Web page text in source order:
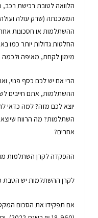
הלוואה לטובת רכישת
המשכנתה (שרק עולה
ההשתלמות או חסכונות
החלטות גדולות יותר כמו
מימון לקחת, מאיפה ולכמה
הרי אם יש לכם כסף פנוי,
ההשתלמות, אתם חייבים
יוצא לכם מזה? למה כדאי
השתלמות? מה הרווח
אחרים?
ההפקדה לקרן השתלמות
לקרן ההשתלמות יש הטבת
אם תפקידו את הסכום